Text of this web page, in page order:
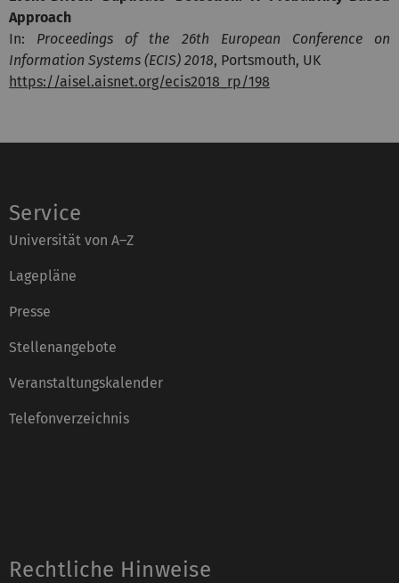
Approach
In: Proceedings of the 26th European Conference on
Information Systems (ECIS) 2018, Portsmouth, UK
https://aisel.aisnet.org/ecis2018_rp/198
Service
Universität von A–Z
Lagepläne
Presse
Stellenangebote
Veranstaltungskalender
Telefonverzeichnis
Rechtliche Hinweise